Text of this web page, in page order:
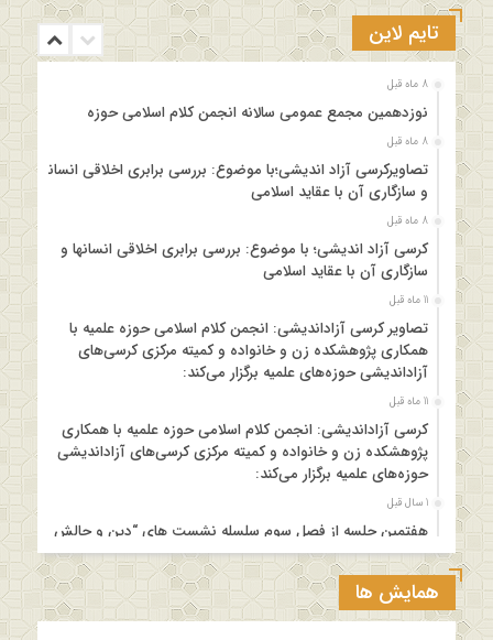
تایم لاین
8 ماه قبل
نوزدهمین مجمع عمومی سالانه انجمن کلام اسلامی حوزه
8 ماه قبل
تصاویرکرسی آزاد اندیشی؛با موضوع: بررسی برابری اخلاقی انسانها
و سازگاری آن با عقاید اسلامی
8 ماه قبل
کرسی آزاد اندیشی؛ با موضوع: بررسی برابری اخلاقی انسانها و
سازگاری آن با عقاید اسلامی
11 ماه قبل
تصاویر کرسی آزاداندیشی: انجمن کلام اسلامی حوزه علمیه با
همکاری پژوهشکده زن و خانواده و کمیته مرکزی کرسی‌های
آزاداندیشی حوزه‌های علمیه برگزار می‌کند:
11 ماه قبل
کرسی آزاداندیشی: انجمن کلام اسلامی حوزه علمیه با همکاری
پژوهشکده زن و خانواده و کمیته مرکزی کرسی‌های آزاداندیشی
حوزه‌های علمیه برگزار می‌کند:
1 سال قبل
هفتمین جلسه از فصل سوم سلسله نشست های “دین و چالش
های روز” ویژه برنامه “چهارشنبه های اعتقادی” برگزار می شود.
مدرسه بهاره بازخوانی آموزه وحیانی بینونت پیشینه // تقریرها //
همایش ها